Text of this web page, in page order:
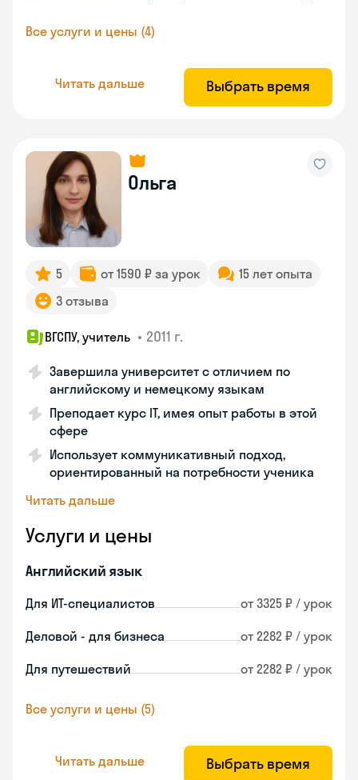
Все услуги и цены (4)
Читать дальше Выбрать время
Ольга
5 от 1590 ₽ за урок
15 лет опыта
3 отзыва
ВГСПУ, учитель • 2011 г.
Завершила университет с отличием по
английскому и немецкому языкам
Преподает курс IT, имея опыт работы в этой
сфере
Использует коммуникативный подход,
ориентированный на потребности ученика
Читать дальше
Услуги и цены
Английский язык
Для ИТ-специалистов от 3325 ₽ / урок
Деловой - для бизнеса от 2282 ₽ / урок
Для путешествий от 2282 ₽ / урок
Все услуги и цены (5)
Читать дальше Выбрать время